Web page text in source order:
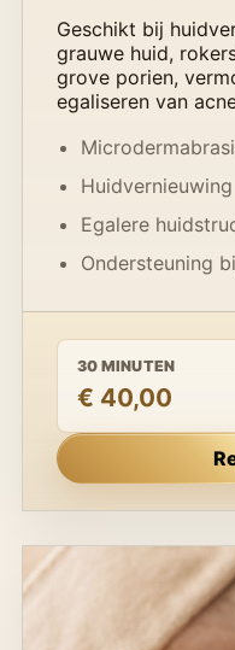
Geschikt bij
grauwe huid,
grove porien,
egaliseren van
Huidvernieuwing
Egalere
Ondersteuning
30 MINUTEN
€ 40,00